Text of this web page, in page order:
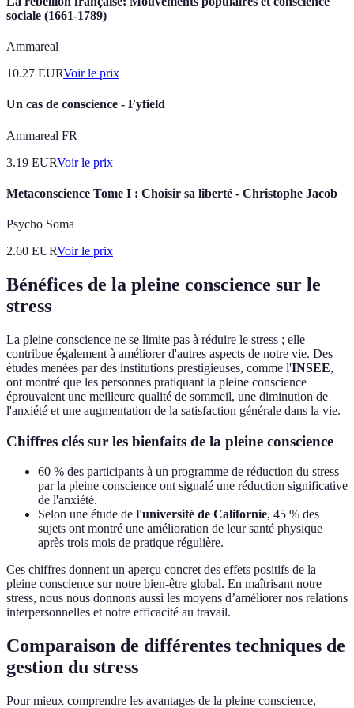
sociale (1661-1789)
Ammareal
10.27 EURVoir le prix
Un cas de conscience - Fyfield
Ammareal FR
3.19 EURVoir le prix
Metaconscience Tome I : Choisir sa liberté - Christophe Jacob
Psycho Soma
2.60 EURVoir le prix
Bénéfices de la pleine conscience sur le
stress
La pleine conscience ne se limite pas à réduire le stress ; elle
contribue également à améliorer d'autres aspects de notre vie. Des
études menées par des institutions prestigieuses, comme l'INSEE,
ont montré que les personnes pratiquant la pleine conscience
éprouvaient une meilleure qualité de sommeil, une diminution de
l'anxiété et une augmentation de la satisfaction générale dans la vie.
Chiffres clés sur les bienfaits de la pleine conscience
60 % des participants à un programme de réduction du stress
par la pleine conscience ont signalé une réduction significative
de l'anxiété.
Selon une étude de l'université de Californie, 45 % des
sujets ont montré une amélioration de leur santé physique
après trois mois de pratique régulière.
Ces chiffres donnent un aperçu concret des effets positifs de la
pleine conscience sur notre bien-être global. En maîtrisant notre
stress, nous nous donnons aussi les moyens d’améliorer nos relations
interpersonnelles et notre efficacité au travail.
Comparaison de différentes techniques de
gestion du stress
Pour mieux comprendre les avantages de la pleine conscience,